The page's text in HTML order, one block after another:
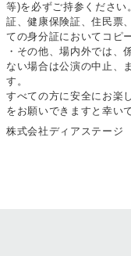
等)を必ずご持参くださ
証、健康保険証、住⺠票
ての身分証においてコピ
・その他、場内外では、
ない場合は公演の中止、
す。
すべての方に安全にお楽
をお願いできますと幸い
株式会社ディアステージ